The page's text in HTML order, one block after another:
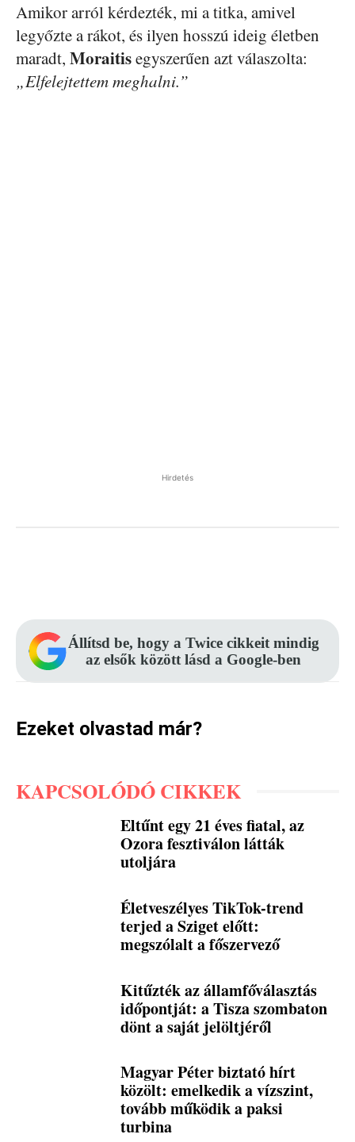
Amikor arról kérdezték, mi a titka, amivel
legyőzte a rákot, és ilyen hosszú ideig életben
maradt, Moraitisegyszerűen azt válaszolta:
„Elfelejtettem meghalni.”
Hirdetés
Állítsd be, hogy a Twice cikkeit mindig
az elsők között lásd a Google-ben
Ezeket olvastad már?
KAPCSOLÓDÓ CIKKEK
Eltűnt egy 21 éves fiatal, az
Ozora fesztiválon látták
utoljára
Életveszélyes TikTok-trend
terjed a Sziget előtt:
megszólalt a főszervező
Kitűzték az államfőválasztás
időpontját: a Tisza szombaton
dönt a saját jelöltjéről
Magyar Péter biztató hírt
közölt: emelkedik a vízszint,
tovább működik a paksi
turbina